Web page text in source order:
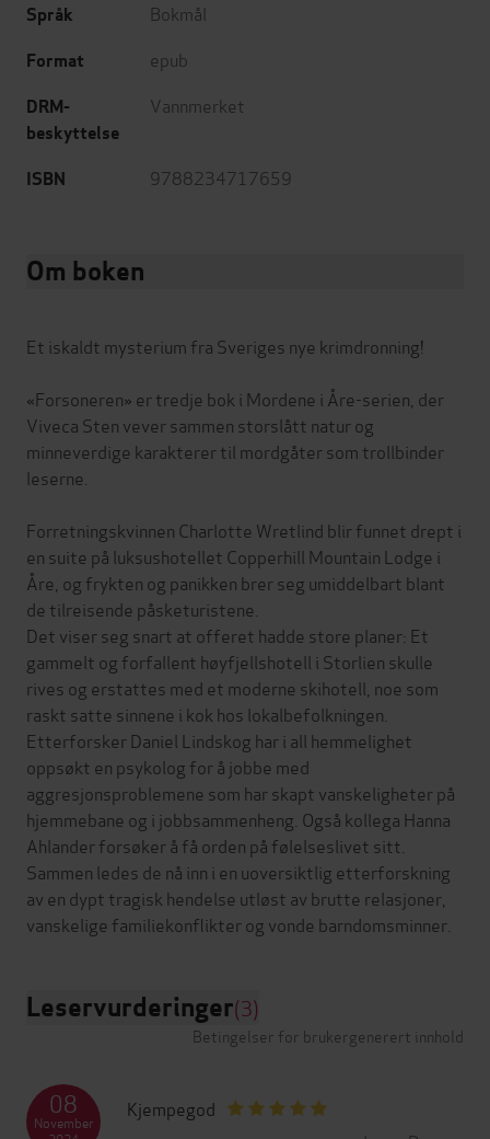
Språk Bokmål
Format epub
DRM-
beskyttelse
Vannmerket
ISBN 9788234717659
Om boken
Et iskaldt mysterium fra Sveriges nye krimdronning!
«Forsoneren» er tredje bok i Mordene i Åre-serien, der
Viveca Sten vever sammen storslått natur og
minneverdige karakterer til mordgåter som trollbinder
leserne.
Forretningskvinnen Charlotte Wretlind blir funnet drept i
en suite på luksushotellet Copperhill Mountain Lodge i
Åre, og frykten og panikken brer seg umiddelbart blant
de tilreisende påsketuristene.
Det viser seg snart at offeret hadde store planer: Et
gammelt og forfallent høyfjellshotell i Storlien skulle
rives og erstattes med et moderne skihotell, noe som
raskt satte sinnene i kok hos lokalbefolkningen.
Etterforsker Daniel Lindskog har i all hemmelighet
oppsøkt en psykolog for å jobbe med
aggresjonsproblemene som har skapt vanskeligheter på
hjemmebane og i jobbsammenheng. Også kollega Hanna
Ahlander forsøker å få orden på følelseslivet sitt.
Sammen ledes de nå inn i en uoversiktlig etterforskning
av en dypt tragisk hendelse utløst av brutte relasjoner,
Leservurderinger(3)
Betingelser for brukergenerert innhold
Kjempegod
08
November